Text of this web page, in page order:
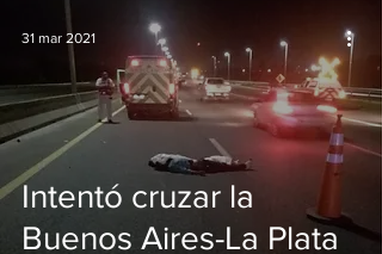
Intentó cruzar la
Buenos Aires-La Plata
31 mar 2021